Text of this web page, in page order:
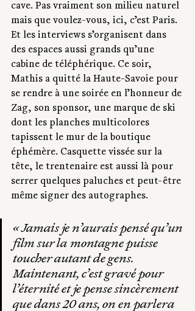
cave. Pas vraiment son milieu naturel
mais que voulez-vous, ici, c’est Paris.
Et les interviews s’organisent dans
des espaces aussi grands qu’une
cabine de téléphérique. Ce soir,
Mathis a quitté la Haute-Savoie pour
se rendre à une soirée en l’honneur de
Zag, son sponsor, une marque de ski
dont les planches multicolores
tapissent le mur de la boutique
éphémère. Casquette vissée sur la
tête, le trentenaire est aussi là pour
serrer quelques paluches et peut-être
même signer des autographes.
« Jamais je n’aurais pensé qu’un
film sur la montagne puisse
toucher autant de gens.
Maintenant, c’est gravé pour
l’éternité et je pense sincèrement
que dans 20 ans, on en parlera